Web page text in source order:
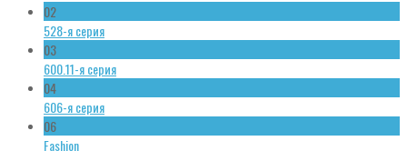
02
528-я серия
03
600.11-я серия
04
606-я серия
06
Fashion